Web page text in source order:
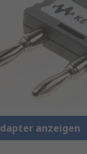
anzeigen